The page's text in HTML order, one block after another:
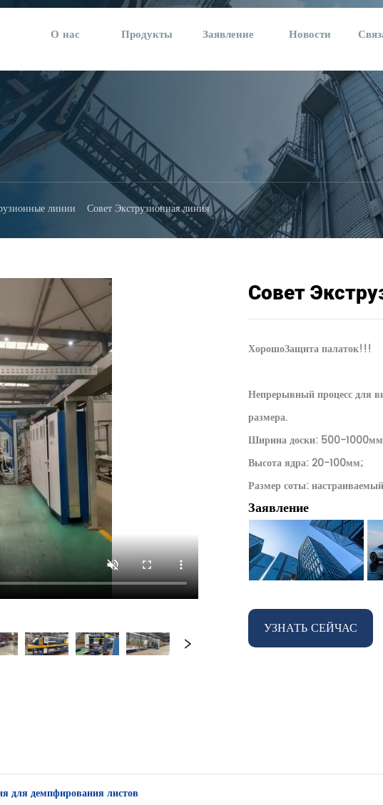
О нас Продукты Заявление Новости
линии Совет Экструзионная линия
Совет
ХорошоЗащита палаток!!!
Непрерывный процесс для
размера.
Ширина доски: 500-
Высота ядра:20-100мм;
Размер соты:
Заявление
УЗНАТЬ СЕЙЧАС
для демпфирования листов